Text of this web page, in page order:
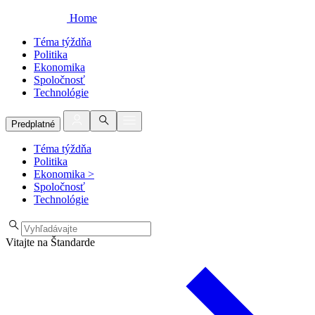
Home
Téma týždňa
Politika
Ekonomika
Spoločnosť
Technológie
Predplatné
Téma týždňa
Politika
Ekonomika >
Spoločnosť
Technológie
Vitajte na Štandarde